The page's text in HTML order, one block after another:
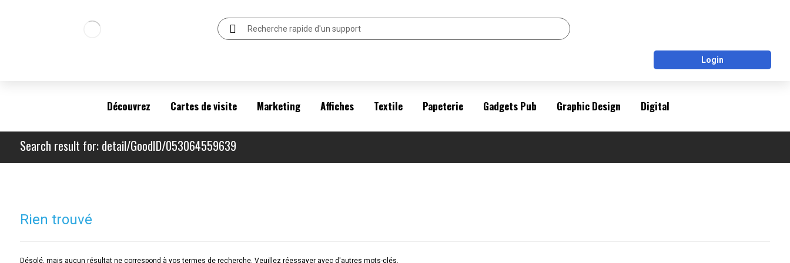
Login
Découvrez Cartes de visite Marketing Affiches Textile Papeterie Gadgets Pub Graphic Design Digital
Search result for: detail/GoodID/053064559639
Rien trouvé
Désolé, mais aucun résultat ne correspond à vos termes de recherche. Veuillez réessayer avec d'autres mots-clés.